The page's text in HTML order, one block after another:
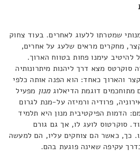
שמטרתו ללעוג לאחרים. בעוד צחוק
מחקרים מראים שלעג על אחרים,
עימנו פחות בטווח הארוך.
הספירה סוקרטס מצא דרך ליהנות מיתרונותיה
והארוך כאחד: הוא הפנה אותה כלפי
דוגמת הדיאלוגמנון מפעיל
פרודיה ורמיזה על-מנת לגרום
הדמות הפיקטיבית מנון היא תלמיד
סוקרטוס לועג לו, אך גם גורם
כך, כאשר הם צוחקים עליו, הם למעשה
עקיפה שאינה פוגעת בהם.